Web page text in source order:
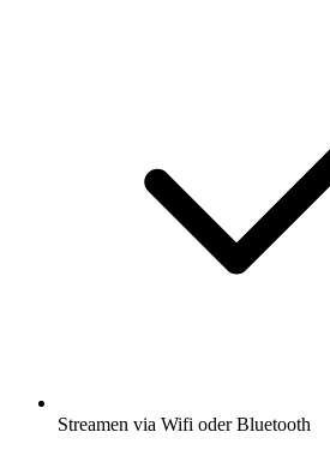
Streamen via Wifi oder Bluetooth